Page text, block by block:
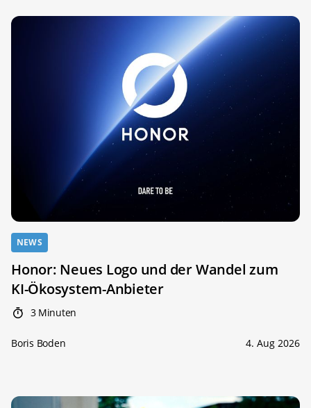
NEWS
Honor: Neues Logo und der Wandel zum
KI-Ökosystem-Anbieter
3 Minuten
Boris Boden 4. Aug 2026